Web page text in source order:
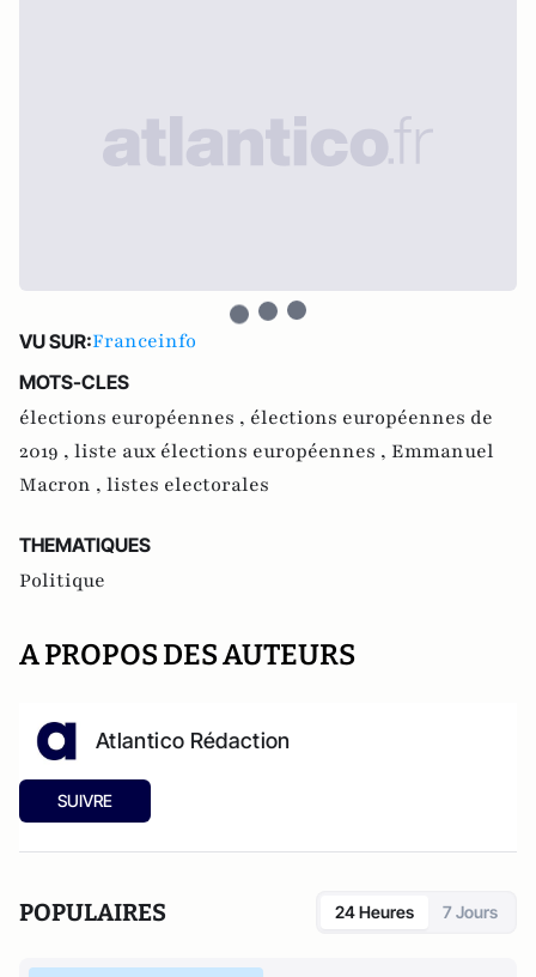
VU SUR:Franceinfo
MOTS-CLES
élections européennes , élections européennes de
2019 , liste aux élections européennes , Emmanuel
Macron , listes electorales
THEMATIQUES
Politique
A PROPOS DES AUTEURS
Atlantico Rédaction
SUIVRE
POPULAIRES 24 Heures 7 Jours